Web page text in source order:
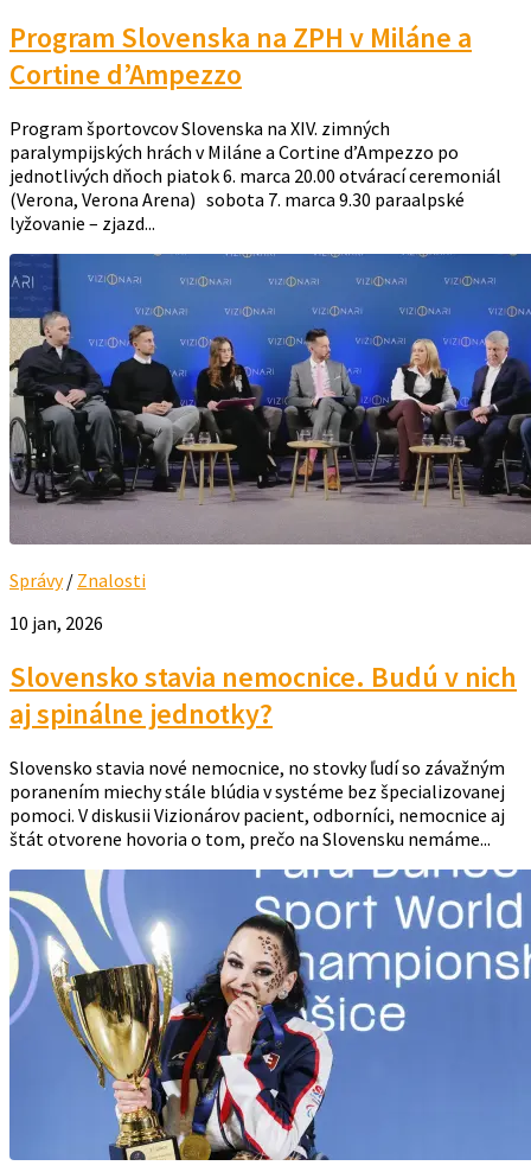
Program Slovenska na ZPH v Miláne a
Cortine d’Ampezzo
Program športovcov Slovenska na XIV. zimných
paralympijských hrách v Miláne a Cortine d’Ampezzo po
jednotlivých dňoch piatok 6. marca 20.00 otvárací ceremoniál
(Verona, Verona Arena) sobota 7. marca 9.30 paraalpské
lyžovanie – zjazd...
Správy/ Znalosti
10 jan, 2026
Slovensko stavia nemocnice. Budú v nich
aj spinálne jednotky?
Slovensko stavia nové nemocnice, no stovky ľudí so závažným
poranením miechy stále blúdia v systéme bez špecializovanej
pomoci. V diskusii Vizionárov pacient, odborníci, nemocnice aj
štát otvorene hovoria o tom, prečo na Slovensku nemáme...